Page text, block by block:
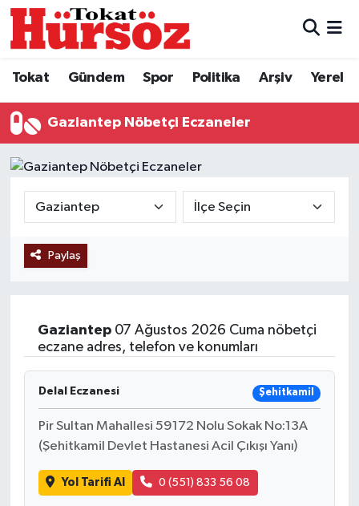
Tokat Gündem Spor Politika Arşiv Yerel
Gaziantep Nöbetçi Eczaneler
Paylaş
Gaziantep07 Ağustos 2026 Cuma nöbetçi
eczane adres, telefon ve konumları
Delal Eczanesi Şehitkamil
Pir Sultan Mahallesi 59172 Nolu Sokak No:13A
(Şehitkamil Devlet Hastanesi Acil Çıkışı Yanı)
Yol Tarifi Al 0 (551) 833 56 08
Türkiye Gündemi
Gündem
Spor
Politika
Eğitim
Ekonomi
Sağlık
Tokat Haber
Hava Durumu
Tokat Namaz Vakitleri
Süper Lig Puan Durumu ve Fikstür
Tüm Manşetler
Haber Arşivi